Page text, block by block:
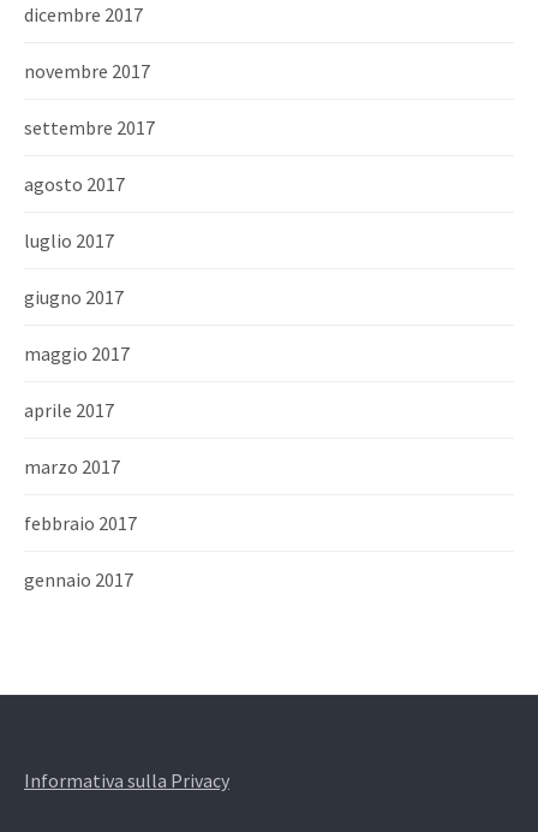
dicembre 2017
novembre 2017
settembre 2017
agosto 2017
luglio 2017
giugno 2017
maggio 2017
aprile 2017
marzo 2017
febbraio 2017
gennaio 2017
Informativa sulla Privacy